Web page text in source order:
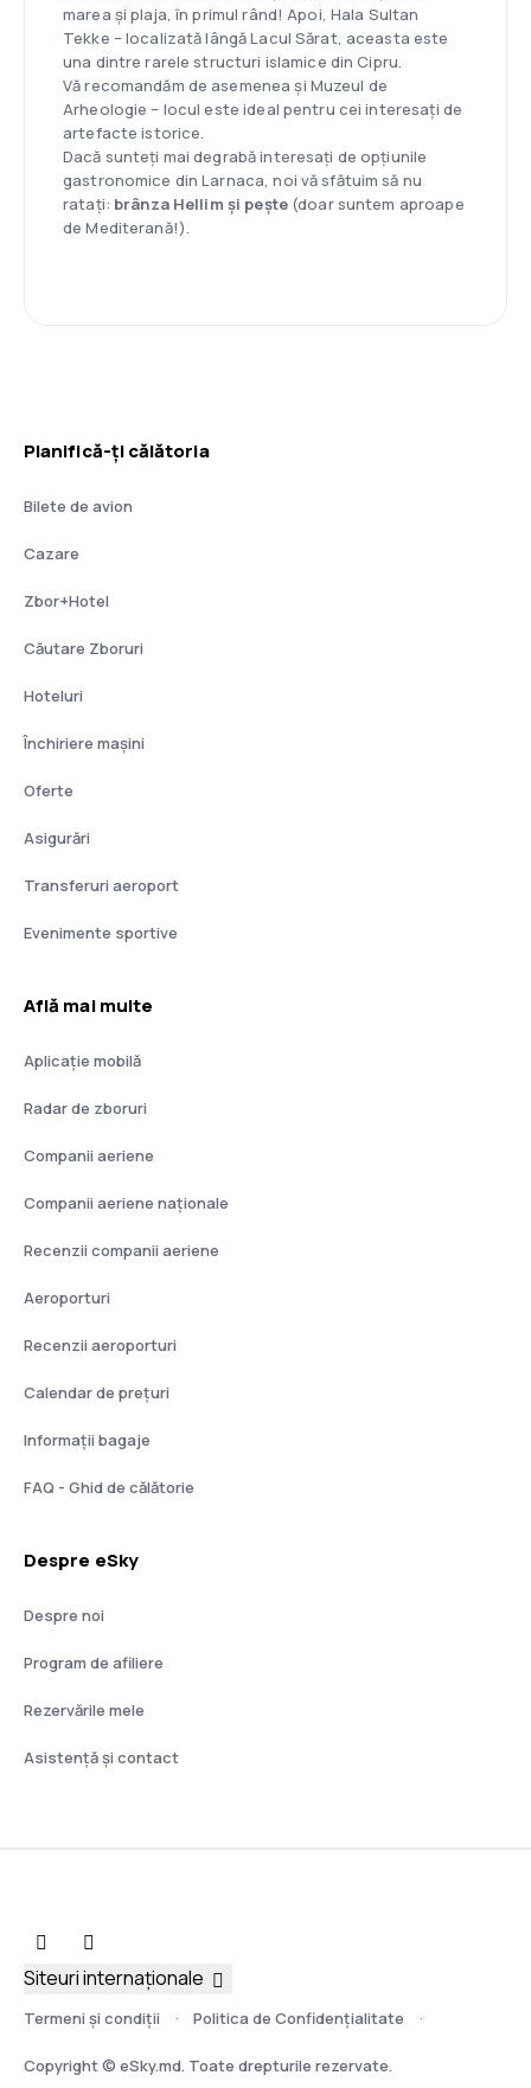
marea și plaja, în primul rând! Apoi, Hala Sultan
Tekke – localizată lângă Lacul Sărat, aceasta este
una dintre rarele structuri islamice din Cipru.
Vă recomandăm de asemenea și Muzeul de
Arheologie – locul este ideal pentru cei interesați de
artefacte istorice.
Dacă sunteți mai degrabă interesați de opțiunile
gastronomice din Larnaca, noi vă sfătuim să nu
ratați: brânza Hellim și pește (doar suntem aproape
de Mediterană!).
Planifică-ți călătoria
Bilete de avion
Cazare
Zbor+Hotel
Căutare Zboruri
Hoteluri
Închiriere mașini
Oferte
Asigurări
Transferuri aeroport
Evenimente sportive
Află mai multe
Aplicație mobilă
Radar de zboruri
Companii aeriene
Companii aeriene naţionale
Recenzii companii aeriene
Aeroporturi
Recenzii aeroporturi
Calendar de prețuri
Informații bagaje
FAQ - Ghid de călătorie
Despre eSky
Despre noi
Program de afiliere
Rezervările mele
Asistenţă şi contact
Termeni şi condiţii Politica de Confidențialitate
Copyright © eSky.md. Toate drepturile rezervate.
Siteuri internaționale